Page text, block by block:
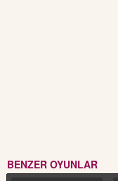
BENZER OYUNLAR